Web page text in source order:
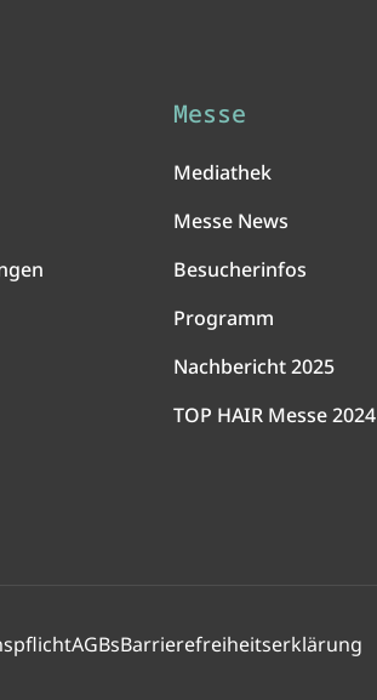
Messe
Mediathek
Messe News
Besucherinfos
Programm
Nachbericht 2025
TOP HAIR Messe 2024
AGBsBarrierefreiheitserklärung